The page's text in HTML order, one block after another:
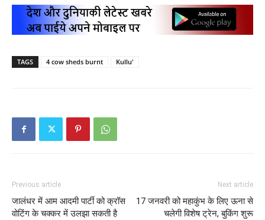
TAGS 4 cow sheds burnt Kullu'
Previous article
जालंधर में आम आदमी पार्टी को क्रॉस
वोटिंग के चक्कर में उलझा सकती है
Next article
17 जनवरी को महाकुंभ के लिए ऊना से
चलेगी विशेष ट्रेन, बुकिंग शुरू